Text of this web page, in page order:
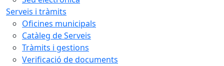
Serveis i tràmits
Oficines municipals
Catàleg de Serveis
Tràmits i gestions
Verificació de documents